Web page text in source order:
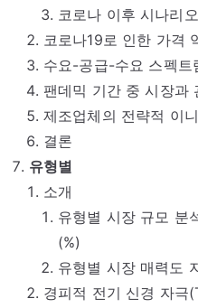
코로나 이후 시나리오
코로나19로 인한 가격
수요-공급-수요 스펙트
팬데믹 기간 중 시장과
제조업체의 전략적 이
결론
유형별
소개
유형별 시장 규모 분
(%)
유형별 시장 매력도
경피적 전기 신경 자극